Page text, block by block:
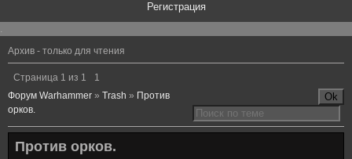
Регистрация
.
Архив - только для чтения
Страница 1 из 1
1
Форум Warhammer » Trash » Против
орков.
Против орков.